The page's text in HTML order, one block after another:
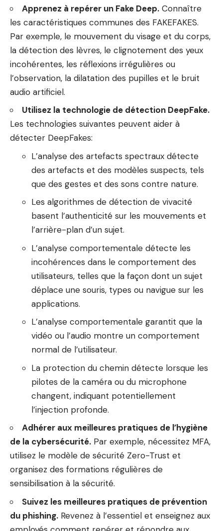
Apprenez à repérer un Fake Deep. Connaître
les caractéristiques communes des FAKEFAKES.
Par exemple, le mouvement du visage et du corps,
la détection des lèvres, le clignotement des yeux
incohérentes, les réflexions irrégulières ou
l’observation, la dilatation des pupilles et le bruit
audio artificiel.
Utilisez la technologie de détection DeepFake.
Les technologies suivantes peuvent aider à
détecter DeepFakes:
L’analyse des artefacts spectraux détecte
des artefacts et des modèles suspects, tels
que des gestes et des sons contre nature.
Les algorithmes de détection de vivacité
basent l’authenticité sur les mouvements et
l’arrière-plan d’un sujet.
L’analyse comportementale détecte les
incohérences dans le comportement des
utilisateurs, telles que la façon dont un sujet
déplace une souris, types ou navigue sur les
applications.
L’analyse comportementale garantit que la
vidéo ou l’audio montre un comportement
normal de l’utilisateur.
La protection du chemin détecte lorsque les
pilotes de la caméra ou du microphone
changent, indiquant potentiellement
l’injection profonde.
Adhérer aux meilleures pratiques de l’hygiène
de la cybersécurité. Par exemple, nécessitez MFA,
utilisez le modèle de sécurité Zero-Trust et
organisez des formations régulières de
sensibilisation à la sécurité.
Suivez les meilleures pratiques de prévention
du phishing. Revenez à l’essentiel et enseignez aux